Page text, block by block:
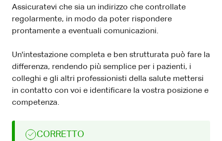
Assicuratevi che sia un indirizzo che controllate
regolarmente, in modo da poter rispondere
prontamente a eventuali comunicazioni.
Un'intestazione completa e ben strutturata può fare la
differenza, rendendo più semplice per i pazienti, i
colleghi e gli altri professionisti della salute mettersi
in contatto con voi e identificare la vostra posizione e
competenza.
CORRETTO